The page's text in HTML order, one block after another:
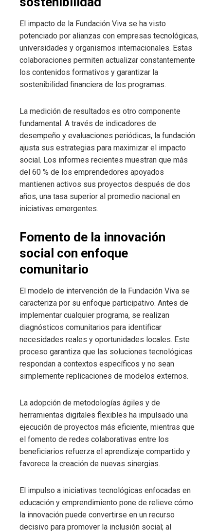
El impacto de la Fundación Viva se ha visto
potenciado por alianzas con empresas tecnológicas,
universidades y organismos internacionales. Estas
colaboraciones permiten actualizar constantemente
los contenidos formativos y garantizar la
sostenibilidad financiera de los programas.
La medición de resultados es otro componente
fundamental. A través de indicadores de
desempeño y evaluaciones periódicas, la fundación
ajusta sus estrategias para maximizar el impacto
social. Los informes recientes muestran que más
del 60 % de los emprendedores apoyados
mantienen activos sus proyectos después de dos
años, una tasa superior al promedio nacional en
iniciativas emergentes.
Fomento de la innovación
social con enfoque
comunitario
El modelo de intervención de la Fundación Viva se
caracteriza por su enfoque participativo. Antes de
implementar cualquier programa, se realizan
diagnósticos comunitarios para identificar
necesidades reales y oportunidades locales. Este
proceso garantiza que las soluciones tecnológicas
respondan a contextos específicos y no sean
simplemente replicaciones de modelos externos.
La adopción de metodologías ágiles y de
herramientas digitales flexibles ha impulsado una
ejecución de proyectos más eficiente, mientras que
el fomento de redes colaborativas entre los
beneficiarios refuerza el aprendizaje compartido y
favorece la creación de nuevas sinergias.
El impulso a iniciativas tecnológicas enfocadas en
educación y emprendimiento pone de relieve cómo
la innovación puede convertirse en un recurso
decisivo para promover la inclusión social; al